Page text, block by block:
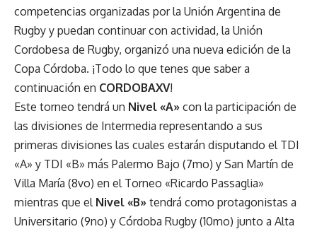
competencias organizadas por la Unión Argentina de
Rugby y puedan continuar con actividad, la Unión
Cordobesa de Rugby, organizó una nueva edición de la
Copa Córdoba. ¡Todo lo que tenes que saber a
continuación en CORDOBAXV!
Este torneo tendrá un Nivel «A» con la participación de
las divisiones de Intermedia representando a sus
primeras divisiones las cuales estarán disputando el TDI
«A» y TDI «B» más Palermo Bajo (7mo) y San Martín de
Villa María (8vo) en el Torneo «Ricardo Passaglia»
mientras que el Nivel «B» tendrá como protagonistas a
Universitario (9no) y Córdoba Rugby (10mo) junto a Alta